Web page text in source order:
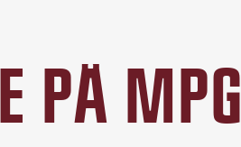
PÅ MPG